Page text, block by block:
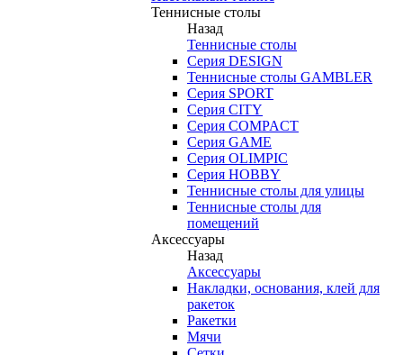
Теннисные столы
Назад
Теннисные столы
Серия DESIGN
Теннисные столы GAMBLER
Серия SPORT
Серия CITY
Серия COMPACT
Серия GAME
Серия OLIMPIC
Серия HOBBY
Теннисные столы для улицы
Теннисные столы для
помещений
Аксессуары
Назад
Аксессуары
Накладки, основания, клей для
ракеток
Ракетки
Мячи